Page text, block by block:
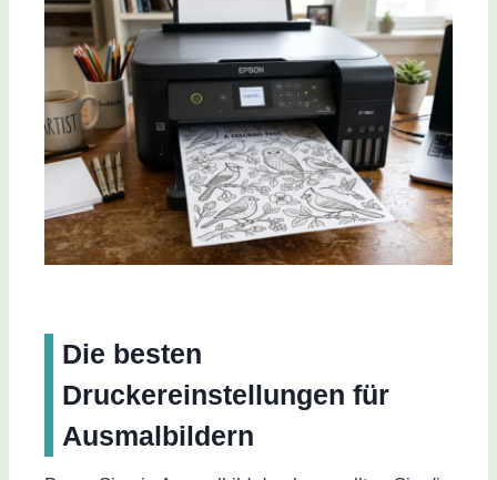
Die besten
Druckereinstellungen für
Ausmalbildern